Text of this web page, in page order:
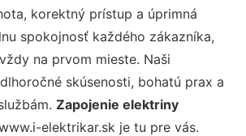
korektný prístup a úprimná
spokojnosť každého zákazníka,
na prvom mieste. Naši
skúsenosti, bohatú prax a
Zapojenie elektriny
elektrikar.sk je tu pre vás.